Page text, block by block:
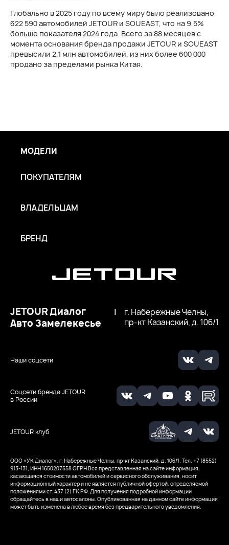
Глобально в 2025 году по всему миру было реализовано
622 590 автомобилей JETOUR и SOUEAST, что на 9,5%
больше показателя 2024 года. Всего за 88 месяцев с
момента основания бренда продажи JETOUR и SOUEAST
превысили 2,1 млн автомобилей, из них более 600 000
продано за пределами рынка Китая.
JETOUR клуб
Соцсети бренда JETOUR
в России
Наши соцсети
JETOUR Диалог
Авто Замелекесье
|
г. Набережные Челны,
пр-кт Казанский, д. 106/1
МОДЕЛИ
ПОКУПАТЕЛЯМ
ВЛАДЕЛЬЦАМ
БРЕНД
ООО «УК Диалог», г. Набережные Челны, пр-кт Казанский, д. 106/1. Тел. +7 (8552)
913-131, ИНН 1650207558ОГРНВся представленная на сайте информация,
касающаяся стоимости автомобилей и сервисного обслуживания, носит
информационный характер и не является публичной офертой, определяемой
положениями ст. 437 (2) ГК РФ. Для получения подробной информации
обращайтесь в наши автосалоны. Опубликованная на данном сайте информация
может быть изменена в любое время без предварительного уведомления.